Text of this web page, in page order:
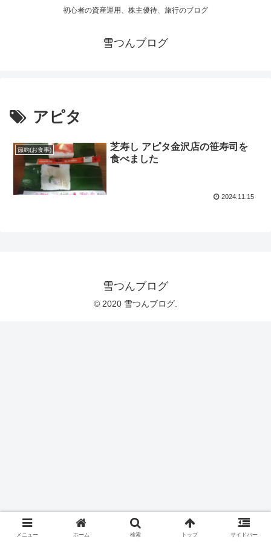
初心者の資産運用、株主優待、旅行のブログ
雪つんブログ
アピタ
節約(お食事)
芝寿し アピタ金沢店の笹寿司を
食べました
2024.11.15
雪つんブログ
© 2020 雪つんブログ.
メニュー ホーム 検索 トップ サイドバー